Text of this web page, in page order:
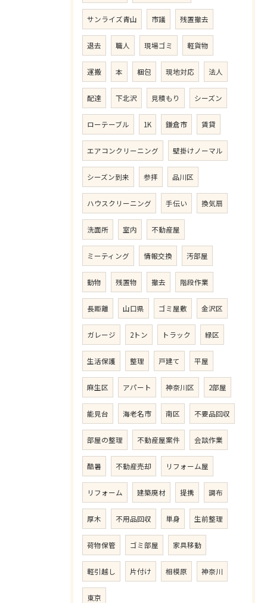
サンライズ青山 市議 残置撤去
退去 職人 現場ゴミ 軽貨物
運搬 本 梱包 現地対応 法人
配達 下北沢 見積もり シーズン
ローテーブル 1K 鎌倉市 賃貸
エアコンクリーニング 壁掛けノーマル
シーズン到来 参拝 品川区
ハウスクリーニング 手伝い 換気扇
洗面所 室内 不動産屋
ミーティング 情報交換 汚部屋
動物 残置物 撤去 階段作業
長距離 山口県 ゴミ屋敷 金沢区
ガレージ 2トン トラック 緑区
生活保護 整理 戸建て 平屋
麻生区 アパート 神奈川区 2部屋
能見台 海老名市 南区 不要品回収
部屋の整理 不動産屋案件 会談作業
酷暑 不動産売却 リフォーム屋
リフォーム 建築廃材 提携 調布
厚木 不用品回収 単身 生前整理
荷物保管 ゴミ部屋 家具移動
軽引越し 片付け 相模原 神奈川
東京